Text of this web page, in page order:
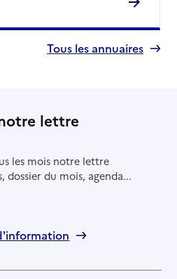
Tous les annuaires
lettre
les mois notre lettre
du mois, agenda...